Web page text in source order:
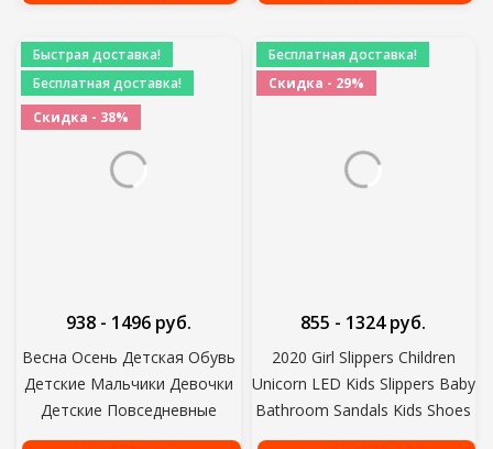
Мальчики Повседневные
римские тапочки
для девочек Zapatillas Size26-
38
Быстрая доставка!
Бесплатная доставка!
Скидка - 38%
Весна Осень Детская Обувь
Детские Мальчики Девочки
Детские Повседневные
Кроссовки Дышащие Мягкие
938 - 1496 руб.
Бесплатная доставка!
Скидка - 29%
2020 Girl Slippers Children
Unicorn LED Kids Slippers Baby
Bathroom Sandals Kids Shoes
for Girl Boys Light Up Shoes
855 - 1324 руб.